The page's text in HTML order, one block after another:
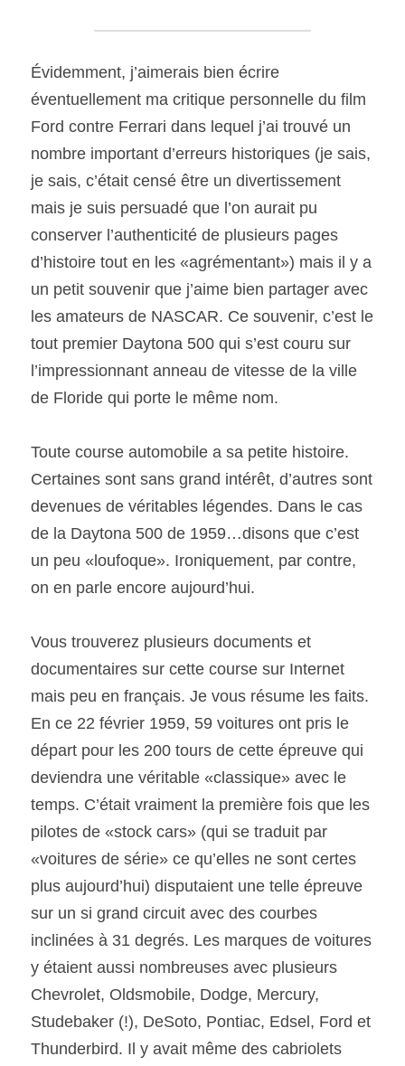
Évidemment, j’aimerais bien écrire
éventuellement ma critique personnelle du film
Ford contre Ferrari dans lequel j’ai trouvé un
nombre important d’erreurs historiques (je sais,
je sais, c’était censé être un divertissement
mais je suis persuadé que l’on aurait pu
conserver l’authenticité de plusieurs pages
d’histoire tout en les «agrémentant») mais il y a
un petit souvenir que j’aime bien partager avec
les amateurs de NASCAR. Ce souvenir, c’est le
tout premier Daytona 500 qui s’est couru sur
l’impressionnant anneau de vitesse de la ville
de Floride qui porte le même nom.
Toute course automobile a sa petite histoire.
Certaines sont sans grand intérêt, d’autres sont
devenues de véritables légendes. Dans le cas
de la Daytona 500 de 1959…disons que c’est
un peu «loufoque». Ironiquement, par contre,
on en parle encore aujourd’hui.
Vous trouverez plusieurs documents et
documentaires sur cette course sur Internet
mais peu en français. Je vous résume les faits.
En ce 22 février 1959, 59 voitures ont pris le
départ pour les 200 tours de cette épreuve qui
deviendra une véritable «classique» avec le
temps. C’était vraiment la première fois que les
pilotes de «stock cars» (qui se traduit par
«voitures de série» ce qu’elles ne sont certes
plus aujourd’hui) disputaient une telle épreuve
sur un si grand circuit avec des courbes
inclinées à 31 degrés. Les marques de voitures
y étaient aussi nombreuses avec plusieurs
Chevrolet, Oldsmobile, Dodge, Mercury,
Studebaker (!), DeSoto, Pontiac, Edsel, Ford et
Thunderbird. Il y avait même des cabriolets